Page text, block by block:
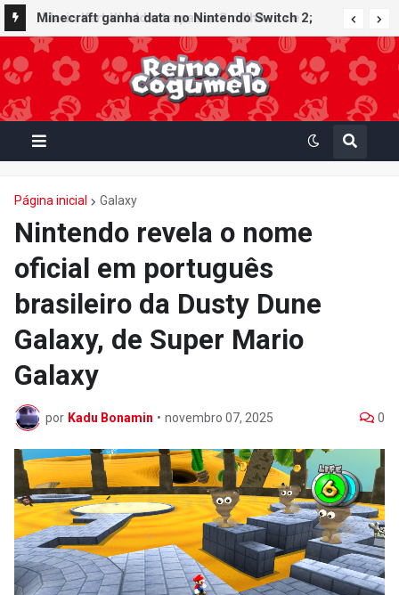
Minecraft ganha data no Nintendo Switch 2;
Super Mario Mash-Up receberá atualização
gráfica exclusiva
Página inicial Galaxy
Nintendo revela o nome
oficial em português
brasileiro da Dusty Dune
Galaxy, de Super Mario
Galaxy
por Kadu Bonamin • novembro 07, 2025 0